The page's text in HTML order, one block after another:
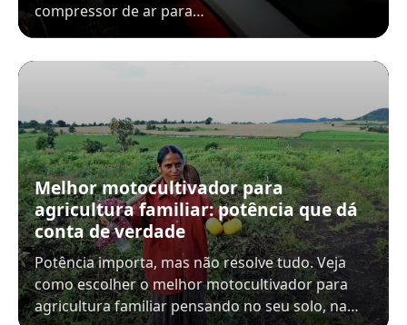
compressor de ar para…
Melhor motocultivador para
agricultura familiar: potência que dá
conta de verdade
Potência importa, mas não resolve tudo. Veja
como escolher o melhor motocultivador para
agricultura familiar pensando no seu solo, na…